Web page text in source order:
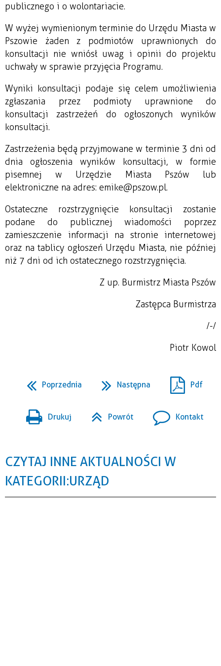
publicznego i o wolontariacie.
W wyżej wymienionym terminie do Urzędu Miasta w
Pszowie żaden z podmiotów uprawnionych do
konsultacji nie wniósł uwag i opinii do projektu
uchwały w sprawie przyjęcia Programu.
Wyniki konsultacji podaje się celem umożliwienia
zgłaszania przez podmioty uprawnione do
konsultacji zastrzeżeń do ogłoszonych wyników
konsultacji.
Zastrzeżenia będą przyjmowane w terminie 3 dni od
dnia ogłoszenia wyników konsultacji, w formie
pisemnej w Urzędzie Miasta Pszów lub
elektroniczne na adres: emike@pszow.pl.
Ostateczne rozstrzygnięcie konsultacji zostanie
podane do publicznej wiadomości poprzez
zamieszczenie informacji na stronie internetowej
oraz na tablicy ogłoszeń Urzędu Miasta, nie później
niż 7 dni od ich ostatecznego rozstrzygnięcia.
Z up. Burmistrz Miasta Pszów
Zastępca Burmistrza
/-/
Piotr Kowol
Poprzednia Następna Pdf
Drukuj Powrót Kontakt
CZYTAJ INNE AKTUALNOŚCI W
KATEGORII: URZĄD